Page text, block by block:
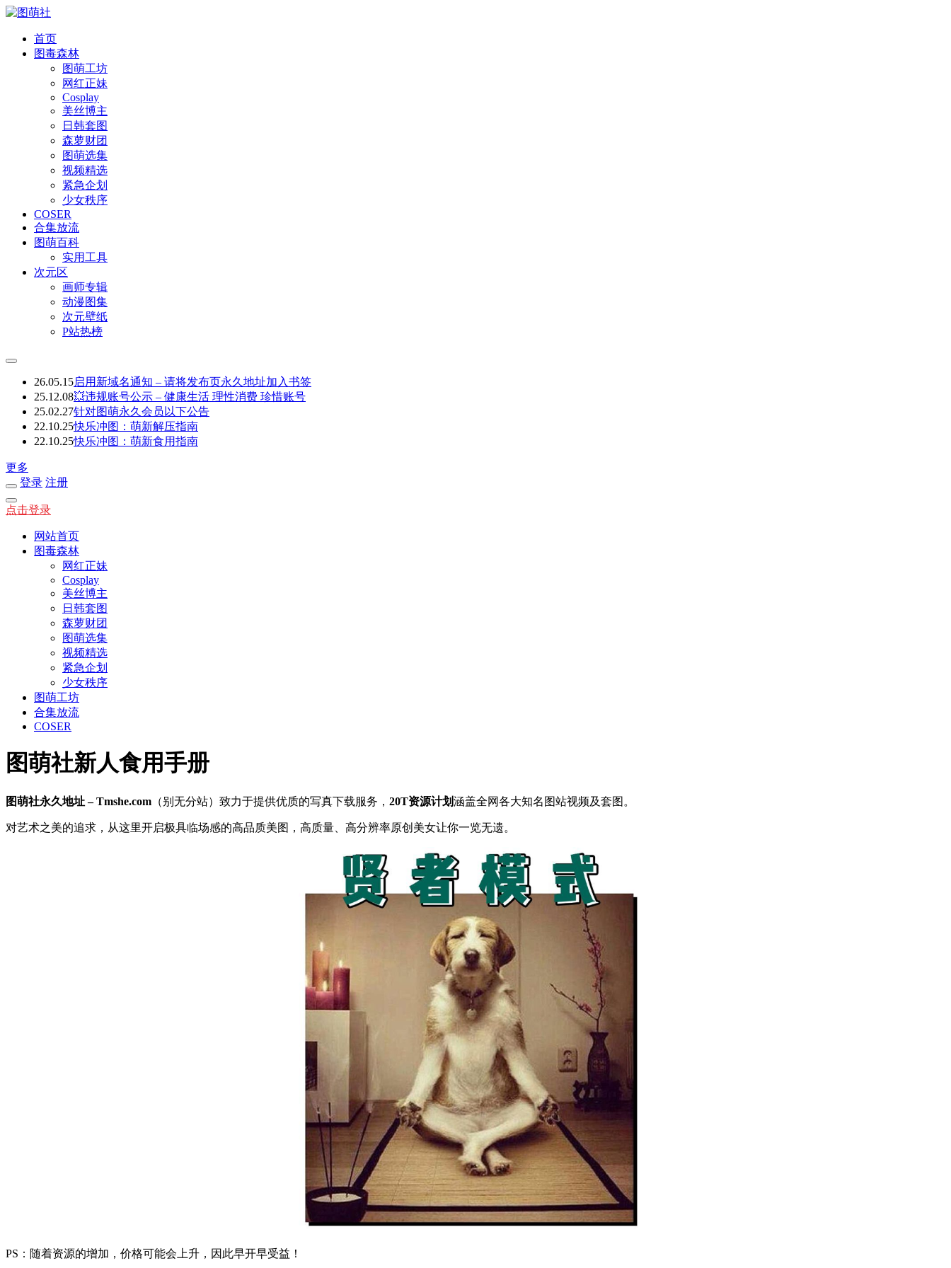
首页
图毒森林
图萌工坊
网红正妹
Cosplay
美丝博主
日韩套图
森萝财团
图萌选集
视频精选
紧急企划
少女秩序
COSER
合集放流
图萌百科
实用工具
次元区
画师专辑
动漫图集
次元壁纸
P站热榜
26.05.15启用新域名通知 – 请将发布页永久地址加入书签
25.12.08💥违规账号公示 – 健康生活 理性消费 珍惜账号
25.02.27针对图萌永久会员以下公告
22.10.25快乐冲图：萌新解压指南
22.10.25快乐冲图：萌新食用指南
更多
登录 注册
点击登录
网站首页
图毒森林
网红正妹
Cosplay
美丝博主
日韩套图
森萝财团
图萌选集
视频精选
紧急企划
少女秩序
图萌工坊
合集放流
COSER
图萌社新人食用手册
图萌社永久地址 – Tmshe.com （别无分站）致力于提供优质的写真下载服务， 20T资源计划涵盖全网各大知名图站视频及套图。
对艺术之美的追求，从这里开启极具临场感的高品质美图，高质量、高分辨率原创美女让你一览无遗。
PS：随着资源的增加，价格可能会上升，因此早开早受益！